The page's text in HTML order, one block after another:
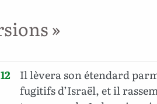
»
Il lèvera son étendard
fugitifs d’Israël, et il